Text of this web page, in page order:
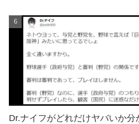
Dr.ナイフがどれだけヤバいか分